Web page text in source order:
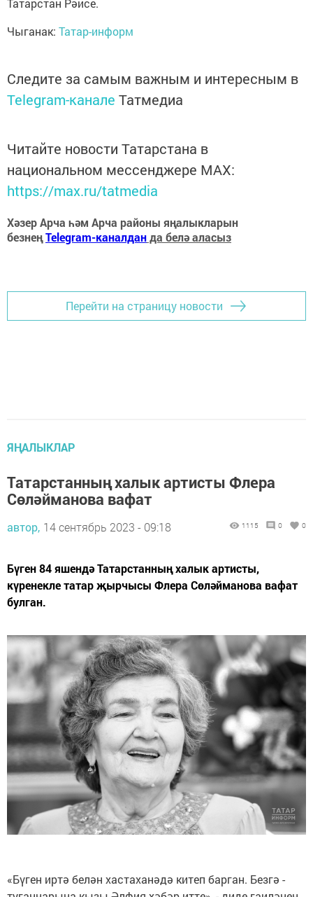
Чыганак: Татар-информ
Следите за самым важным и интересным в
Telegram-канале Татмедиа
Читайте новости Татарстана в
национальном мессенджере MАХ:
https://max.ru/tatmedia
Хәзер Арча һәм Арча районы яңалыкларын
безнеңTelegram-каналданда белә аласыз
Перейти на страницу новости
ЯҢАЛЫКЛАР
Татарстанның халык артисты Флера
Сөләйманова вафат
автор, 14 сентябрь 2023 - 09:18 1115 0 0
Бүген 84 яшендә Татарстанның халык артисты,
күренекле татар җырчысы Флера Сөләйманова вафат
булган.
«Бүген иртә белән хастаханәдә китеп барган. Безгә -